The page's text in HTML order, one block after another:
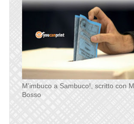
M'imbuco a Sambuco!, scritto con M.
Bosso